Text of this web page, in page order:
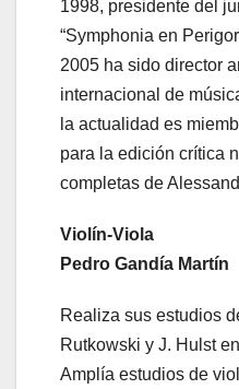
1998, presidente del
“Symphonia en
2005 ha sido director
internacional de
la actualidad es
para la edición crítica
completas de
Violín-Viola
Pedro Gandía Martín
Realiza sus estudios
Rutkowski y J. Hulst
Amplía estudios de